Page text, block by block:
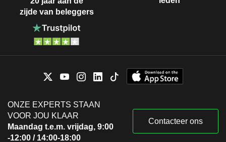
zijde van beleggers
ONZE EXPERTS STAAN
VOOR JOU KLAAR
Maandag t.e.m. vrijdag, 9:00
-12:00 / 14:00-18:00
Contacteer ons